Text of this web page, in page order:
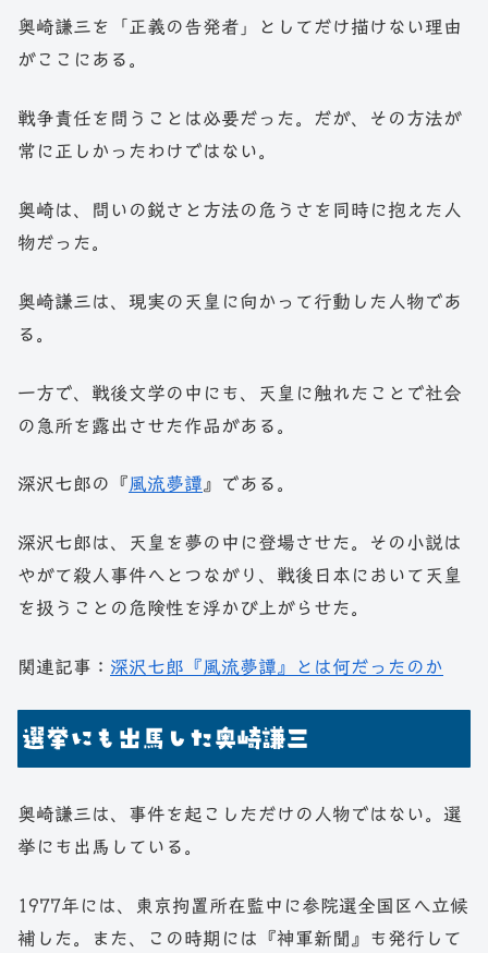
奥崎謙三を「正義の告発者」としてだけ描けない理由
がここにある。
戦争責任を問うことは必要だった。だが、その方法が
常に正しかったわけではない。
奥崎は、問いの鋭さと方法の危うさを同時に抱えた人
物だった。
奥崎謙三は、現実の天皇に向かって行動した人物であ
る。
一方で、戦後文学の中にも、天皇に触れたことで社会
の急所を露出させた作品がある。
深沢七郎の『風流夢譚』である。
深沢七郎は、天皇を夢の中に登場させた。その小説は
やがて殺人事件へとつながり、戦後日本において天皇
を扱うことの危険性を浮かび上がらせた。
関連記事： 深沢七郎『風流夢譚』とは何だったのか
選挙にも出馬した奥崎謙三
奥崎謙三は、事件を起こしただけの人物ではない。選
挙にも出馬している。
1977年には、東京拘置所在監中に参院選全国区へ立候
補した。また、この時期には『神軍新聞』も発行して